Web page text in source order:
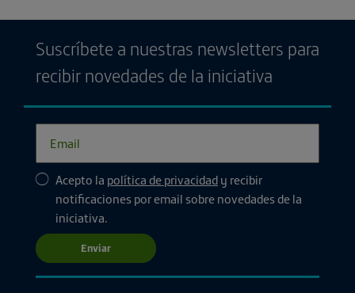
Suscríbete a nuestras newsletters para
recibir novedades de la iniciativa
Acepto la política de privacidad y recibir
notificaciones por email sobre novedades de la
iniciativa.
Enviar